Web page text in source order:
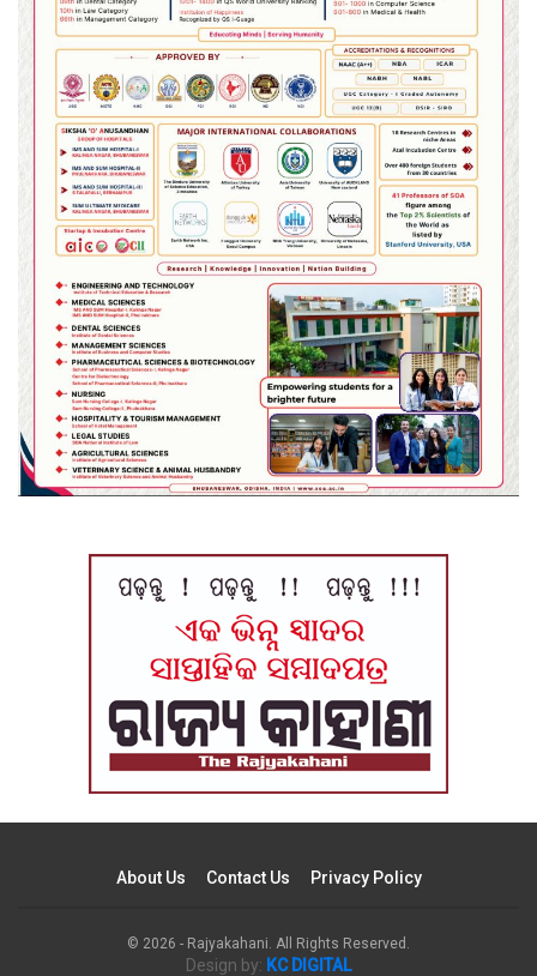
About Us Contact Us Privacy Policy
© 2026 - Rajyakahani. All Rights Reserved.
Design by: KC DIGITAL